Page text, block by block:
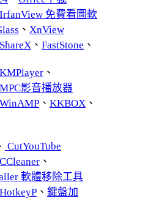
IrfanView 免費看圖軟
、 XnView
ShareX 、 FastStone 、
KMPlayer 、
MPC影音播放器
WinAMP 、 KKBOX 、
CutYouTube
CCleaner 、
軟體移除工具
HotkeyP 、 鍵盤加